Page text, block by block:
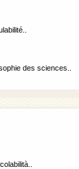
des sciences..